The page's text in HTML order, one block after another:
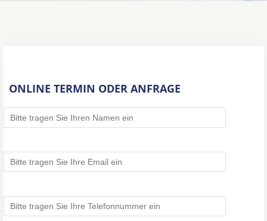
ONLINE TERMIN ODER ANFRAGE